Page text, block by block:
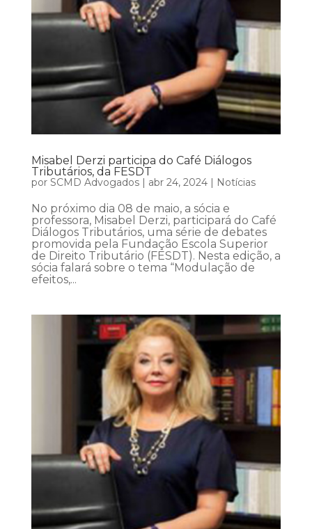
Misabel Derzi participa do Café Diálogos
Tributários, da FESDT
por SCMD Advogados| abr 24, 2024| Notícias
No próximo dia 08 de maio, a sócia e
professora, Misabel Derzi, participará do Café
Diálogos Tributários, uma série de debates
promovida pela Fundação Escola Superior
de Direito Tributário (FESDT). Nesta edição, a
sócia falará sobre o tema “Modulação de
efeitos,...